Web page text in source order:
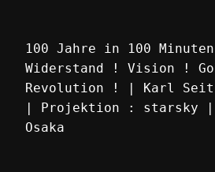
100 Jahre in 100
Widerstand ! Vision !
Revolution ! | Karl
| Projektion : starsky |
Osaka